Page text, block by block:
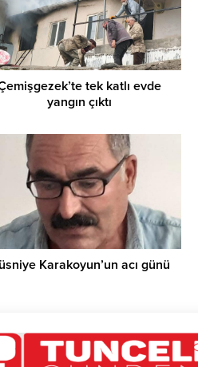
tek katlı evde
yangın çıktı
Karakoyun’un acı günü